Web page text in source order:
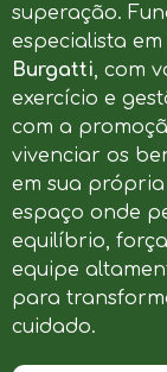
superação.
especialista
Burgatti, com
exercício e
com a
vivenciar os
em sua
espaço onde
equilíbrio,
equipe
para
cuidado.